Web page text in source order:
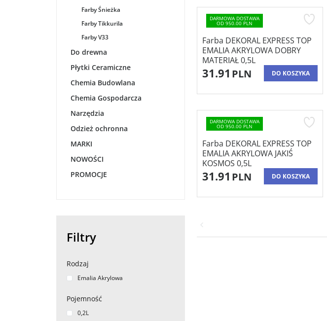
DARMOWA DOSTAWA
OD 950.00 PLN
Farba DEKORAL EXPRESS TOP
EMALIA AKRYLOWA DOBRY
MATERIAŁ 0,5L
31.91 PLN DO KOSZYKA
DARMOWA DOSTAWA
OD 950.00 PLN
Farba DEKORAL EXPRESS TOP
EMALIA AKRYLOWA JAKIŚ
KOSMOS 0,5L
31.91 PLN DO KOSZYKA
Farby Śnieżka
Farby Tikkurila
Farby V33
Do drewna
Płytki Ceramiczne
Chemia Budowlana
Chemia Gospodarcza
Narzędzia
Odzież ochronna
MARKI
NOWOŚCI
PROMOCJE
Filtry
Rodzaj
Emalia Akrylowa
Pojemność
0,2L